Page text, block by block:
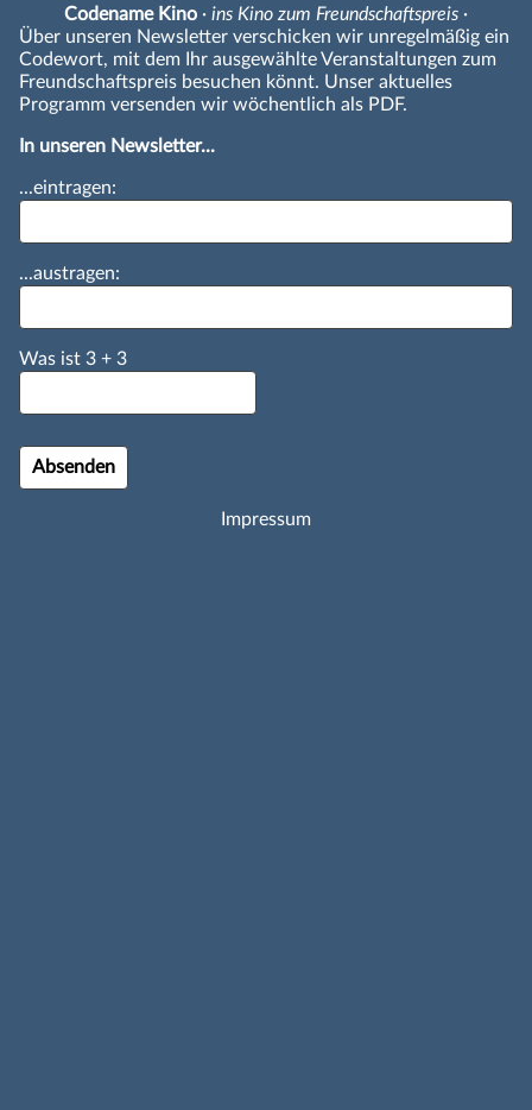
Codename Kino · ins Kino zum Freundschaftspreis ·
Über unseren Newsletter verschicken wir unregelmäßig ein
Codewort, mit dem Ihr ausgewählte Veranstaltungen zum
Freundschaftspreis besuchen könnt. Unser aktuelles
Programm versenden wir wöchentlich als PDF.
In unseren Newsletter...
...eintragen:
...austragen:
Was ist 3 + 3
Impressum